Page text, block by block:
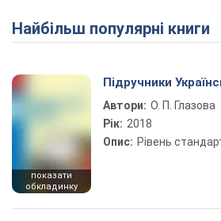
Найбільш популярні книги
показати
обкладинку
Підручники
Автори: О. П. Глазова
Рік: 2018
Опис: Рівень